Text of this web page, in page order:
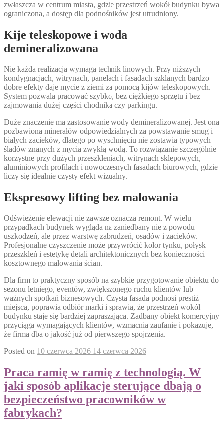
zwłaszcza w centrum miasta, gdzie przestrzeń wokół budynku bywa
ograniczona, a dostęp dla podnośników jest utrudniony.
Kije teleskopowe i woda
demineralizowana
Nie każda realizacja wymaga technik linowych. Przy niższych
kondygnacjach, witrynach, panelach i fasadach szklanych bardzo
dobre efekty daje mycie z ziemi za pomocą kijów teleskopowych.
System pozwala pracować szybko, bez ciężkiego sprzętu i bez
zajmowania dużej części chodnika czy parkingu.
Duże znaczenie ma zastosowanie wody demineralizowanej. Jest ona
pozbawiona minerałów odpowiedzialnych za powstawanie smug i
białych zacieków, dlatego po wyschnięciu nie zostawia typowych
śladów znanych z mycia zwykłą wodą. To rozwiązanie szczególnie
korzystne przy dużych przeszkleniach, witrynach sklepowych,
aluminiowych profilach i nowoczesnych fasadach biurowych, gdzie
liczy się idealnie czysty efekt wizualny.
Ekspresowy lifting bez malowania
Odświeżenie elewacji nie zawsze oznacza remont. W wielu
przypadkach budynek wygląda na zaniedbany nie z powodu
uszkodzeń, ale przez warstwę zabrudzeń, osadów i zacieków.
Profesjonalne czyszczenie może przywrócić kolor tynku, połysk
przeszkleń i estetykę detali architektonicznych bez konieczności
kosztownego malowania ścian.
Dla firm to praktyczny sposób na szybkie przygotowanie obiektu do
sezonu letniego, eventów, zwiększonego ruchu klientów lub
ważnych spotkań biznesowych. Czysta fasada podnosi prestiż
miejsca, poprawia odbiór marki i sprawia, że przestrzeń wokół
budynku staje się bardziej zapraszająca. Zadbany obiekt komercyjny
przyciąga wymagających klientów, wzmacnia zaufanie i pokazuje,
że firma dba o jakość już od pierwszego spojrzenia.
Posted on 10 czerwca 2026 14 czerwca 2026
Praca ramię w ramię z technologią. W
jaki sposób aplikacje sterujące dbają o
bezpieczeństwo pracowników w
fabrykach?